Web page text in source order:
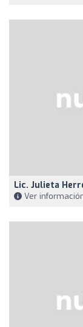
Lic. Julieta
Ver